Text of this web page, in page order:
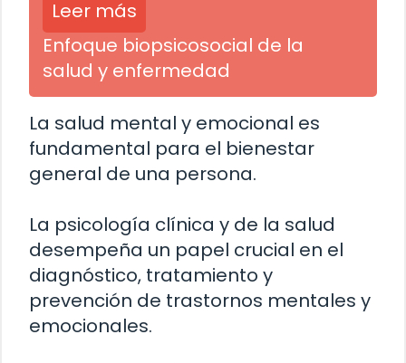
Leer más
Enfoque biopsicosocial de la
salud y enfermedad
La salud mental y emocional es
fundamental para el bienestar
general de una persona.
La psicología clínica y de la salud
desempeña un papel crucial en el
diagnóstico, tratamiento y
prevención de trastornos mentales y
emocionales.